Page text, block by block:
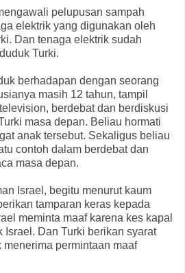
pelupusan sampah
elektrik yang digunakan oleh
Dan tenaga elektrik sudah
Turki.
berhadapan dengan seorang
masih 12 tahun, tampil
berdebat dan berdiskusi
masa depan. Beliau hormati
anak tersebut. Sekaligus beliau
contoh dalam berdebat dan
masa depan.
Israel, begitu menurut kaum
tamparan keras kepada
meminta maaf karena kes kapal
Israel. Dan Turki berikan syarat
permintaan maaf